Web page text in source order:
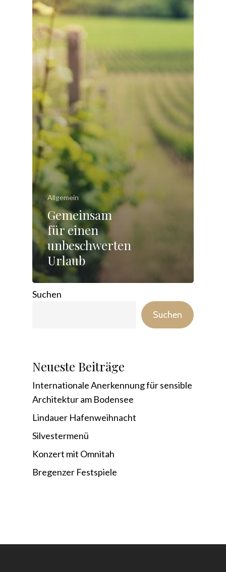
Allgemein
Gemeinsam
für einen
unbeschwerten
Urlaub
Suchen
Suchen
Neueste Beiträge
Internationale Anerkennung für sensible
Architektur am Bodensee
Lindauer Hafenweihnacht
Silvestermenü
Konzert mit Omnitah
Bregenzer Festspiele